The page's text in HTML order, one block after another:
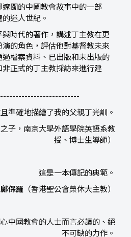
闊的中國教會故事中的一部
迷人世紀。
時代的著作，講述丁主教在更
的角色，評估他對基督教未來
檔案資料、已出版和未出版的
正式的丁主教採訪來進行建
準確地描繪了我的父親丁光訓。
之子，南京大學外語學院英語系教
授、博士生導師）
這是一本傳記的典範。
鄺保羅 （香港聖公會榮休大主教）
中國教會的人士而言必讀的、絕
不可缺的力作。